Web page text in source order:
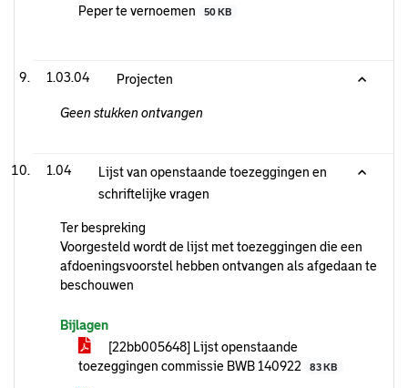
Peper te vernoemen
50 KB
1.03.04 Projecten
Geen stukken ontvangen
1.04
Lijst van openstaande toezeggingen en
schriftelijke vragen
Ter bespreking
Voorgesteld wordt de lijst met toezeggingen die een
afdoeningsvoorstel hebben ontvangen als afgedaan te
beschouwen
Bijlagen
[22bb005648] Lijst openstaande
toezeggingen commissie BWB 140922
83 KB